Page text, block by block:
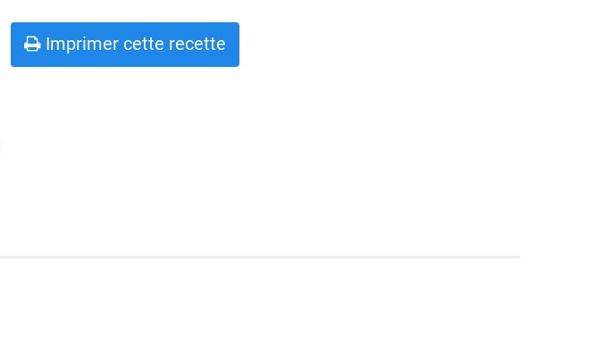
Imprimer cette recette